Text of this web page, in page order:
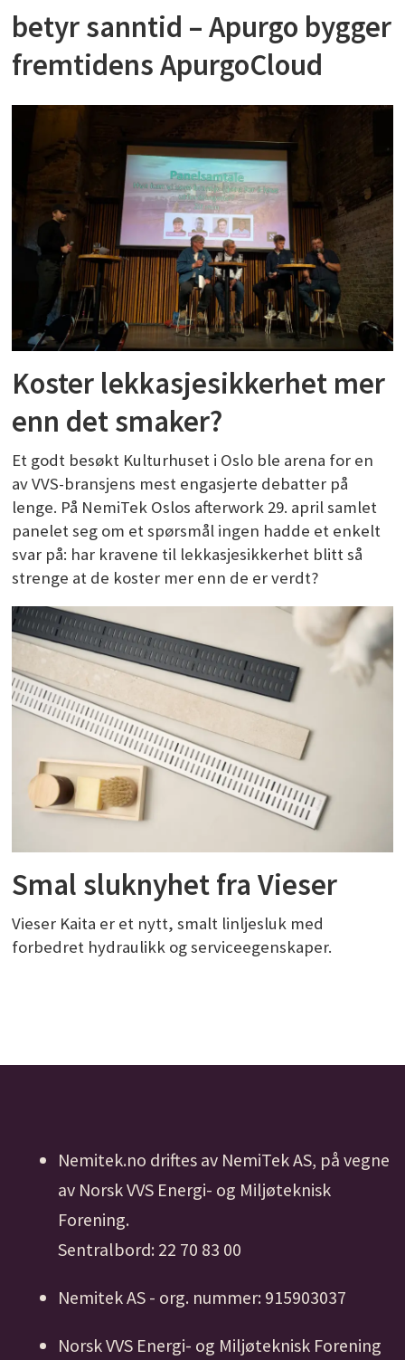
betyr sanntid – Apurgo bygger
fremtidens ApurgoCloud
Koster lekkasjesikkerhet mer
enn det smaker?
Et godt besøkt Kulturhuset i Oslo ble arena for en
av VVS-bransjens mest engasjerte debatter på
lenge. På NemiTek Oslos afterwork 29. april samlet
panelet seg om et spørsmål ingen hadde et enkelt
svar på: har kravene til lekkasjesikkerhet blitt så
strenge at de koster mer enn de er verdt?
Smal sluknyhet fra Vieser
Vieser Kaita er et nytt, smalt linljesluk med
forbedret hydraulikk og serviceegenskaper.
Nemitek.no driftes av NemiTek AS, på vegne
av Norsk VVS Energi- og Miljøteknisk
Forening.
Sentralbord: 22 70 83 00
Nemitek AS - org. nummer: 915903037
Norsk VVS Energi- og Miljøteknisk Forening